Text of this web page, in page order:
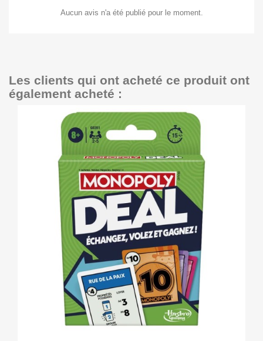
Aucun avis n'a été publié pour le moment.
Les clients qui ont acheté ce produit ont
également acheté :